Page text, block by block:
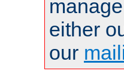
either
our